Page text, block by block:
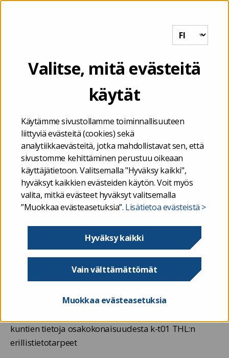
Valitse, mitä evästeitä
käytät
Käytämme sivustollamme toiminnallisuuteen
liittyviä evästeitä (cookies) sekä
analytiikkaevästeitä, jotka mahdollistavat sen, että
sivustomme kehittäminen perustuu oikeaan
käyttäjätietoon. Valitsemalla "Hyväksy kaikki",
hyväksyt kaikkien evästeiden käytön. Voit myös
valita, mitkä evästeet hyväksyt valitsemalla
”Muokkaa evästeasetuksia”. Lisätietoa evästeistä >
Hyväksy kaikki
Vain välttämättömät
Muokkaa evästeasetuksia
kuntien ja kuntayhtymien talous/Ahvenanmaan kuntien
kalenterivuotta koskevat tilinpäätöstietoja täydentävät muut
THL:n erillistietotarpeet – Ahvenanmaan kuntien
THL:n erillistietotarpeet –
Ahvenanmaan kuntien
vertailuraportti
Ahvenanmaan kunnat raportoivat tilivuodesta 2021
alkaen Valtiokonttorille tilinpäätöstietoja täydentävät
muut taloustiedot toukokuussa. Kokonaisuuteen
kuuluvista osakokonaisuuksista julkaistaan tässä
osiossa alasivuineen raportit.
kuntien tietoja osakokonaisuudesta k-t01 THL:n
erillistietotarpeet